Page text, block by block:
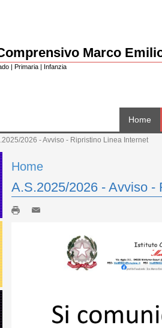
Marco
| Primaria | Infanzia
Home
2026 - Avviso - Ripristino Linea Internet
Home
A.S.2025/2026 - Avviso -